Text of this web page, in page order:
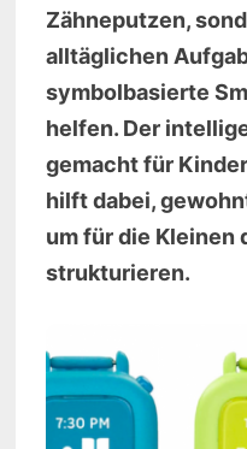
Zähneputzen,
alltäglichen
symbolbasierte
helfen. Der
gemacht für
hilft dabei,
um für die Kleinen
strukturieren.